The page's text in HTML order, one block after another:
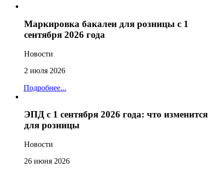
Маркировка бакалеи для розницы с 1
сентября 2026 года
Новости
2 июля 2026
Подробнее...
ЭПД с 1 сентября 2026 года: что изменится
для розницы
Новости
26 июня 2026